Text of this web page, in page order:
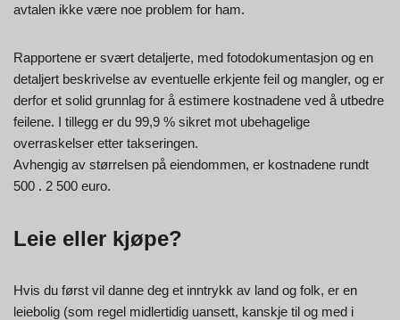
avtalen ikke være noe problem for ham.
Rapportene er svært detaljerte, med fotodokumentasjon og en
detaljert beskrivelse av eventuelle erkjente feil og mangler, og er
derfor et solid grunnlag for å estimere kostnadene ved å utbedre
feilene. I tillegg er du 99,9 % sikret mot ubehagelige
overraskelser etter takseringen.
Avhengig av størrelsen på eiendommen, er kostnadene rundt
500 . 2 500 euro.
Leie eller kjøpe?
Hvis du først vil danne deg et inntrykk av land og folk, er en
leiebolig (som regel midlertidig uansett, kanskje til og med i